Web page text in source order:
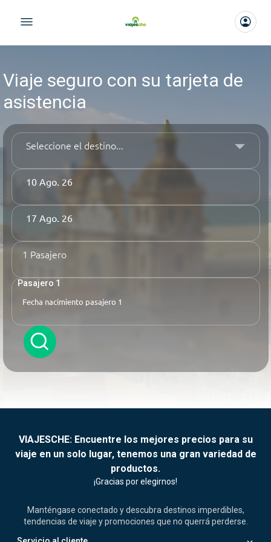
Viaje seguro con su tarjeta de
asistencia
Pasajero 1
VIAJESCHE: Encuentre los mejores precios para su
viaje en un solo lugar, tenemos una gran variedad de
productos.
¡Gracias por elegirnos!
Manténgase conectado y descubra destinos imperdibles,
tendencias de viaje y promociones que no querrá perderse.